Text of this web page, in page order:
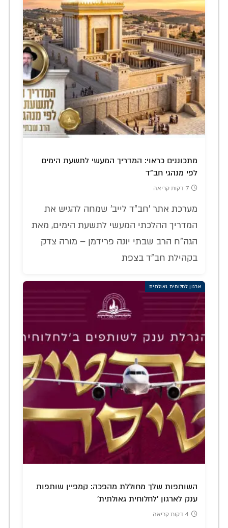
מתכוננים כראוי: המדריך המעשי לתשעת הימים
לפי מנהגי חב"ד
7 דקות קריאה
מערכת אתר 'חב"ד לייב' שמחה להגיש את
המדריך ההלכתי המעשי לתשעת הימים, מאת
הגה"ח הרב שבתי יונה פרידמן – מורה צדק
בקהילת חב"ד בצפת
ארגון לחלוחית גאולתית
השותפות שלך מחוללת מהפכה: קמפיין שותפות
ענק לארגון 'לחלוחית גאולתית'
4 דקות קריאה